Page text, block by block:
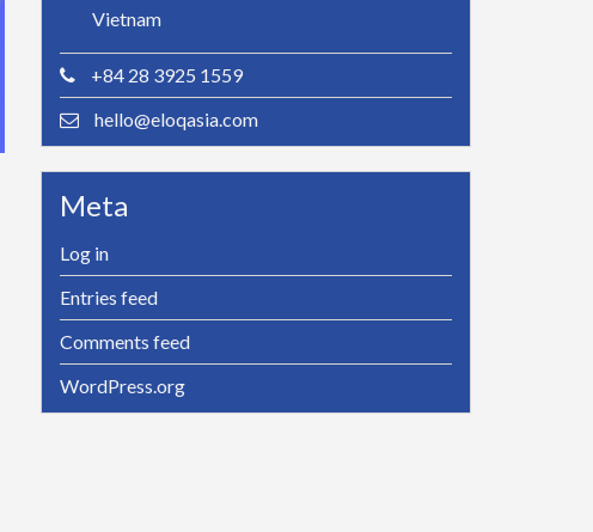
Vietnam
+84 28 3925 1559
hello@eloqasia.com
Meta
Log in
Entries feed
Comments feed
WordPress.org